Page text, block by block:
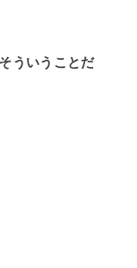
ういうことだ